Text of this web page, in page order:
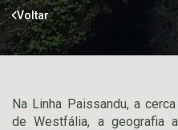
Voltar
Na Linha Paissandu, a
de Westfália, a geografia